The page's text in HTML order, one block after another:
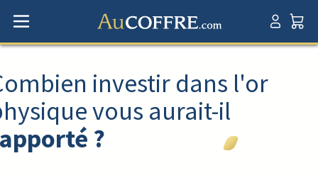
investir dans l'or
vous aurait-il
?